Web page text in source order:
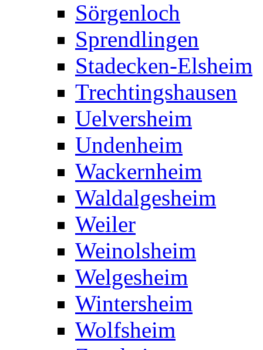
Sörgenloch
Sprendlingen
Stadecken-Elsheim
Trechtingshausen
Uelversheim
Undenheim
Wackernheim
Waldalgesheim
Weiler
Weinolsheim
Welgesheim
Wintersheim
Wolfsheim